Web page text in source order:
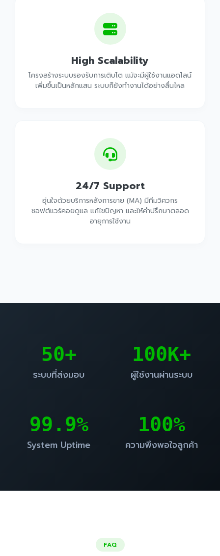
High Scalability
โครงสร้างระบบรองรับการเติบโต แม้จะมีผู้ใช้งานแอดไลน์
เพิ่มขึ้นเป็นหลักแสน ระบบก็ยังทำงานได้อย่างลื่นไหล
24/7 Support
อุ่นใจด้วยบริการหลังการขาย (MA) มีทีมวิศวกร
ซอฟต์แวร์คอยดูแล แก้ไขปัญหา และให้คำปรึกษาตลอด
อายุการใช้งาน
50+
ระบบที่ส่งมอบ
100K+
ผู้ใช้งานผ่านระบบ
99.9%
System Uptime
100%
ความพึงพอใจลูกค้า
FAQ